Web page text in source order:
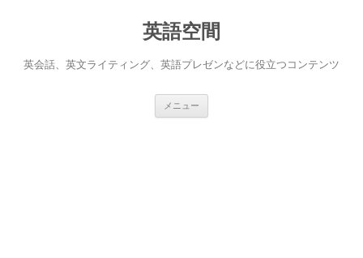
英語空間
英会話、英文ライティング、英語プレゼンなどに役立つコンテンツ
メニュー